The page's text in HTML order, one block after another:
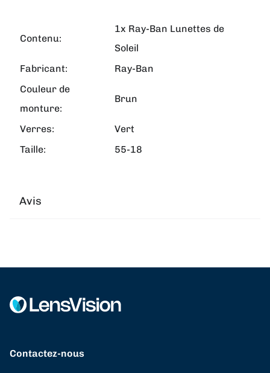
Contenu:
1x Ray-Ban Lunettes de
Soleil
Fabricant:
Ray-Ban
Couleur de
monture:
Brun
Verres:
Vert
Taille:
55-18
Avis
Contactez-nous